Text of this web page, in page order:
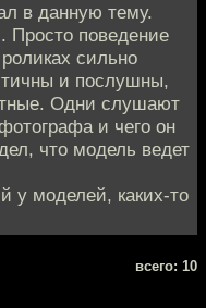
в данную тему.
Просто поведение
сильно
и послушны,
Одни слушают
и чего он
что модель ведет
у моделей, каких-то
всего: 10